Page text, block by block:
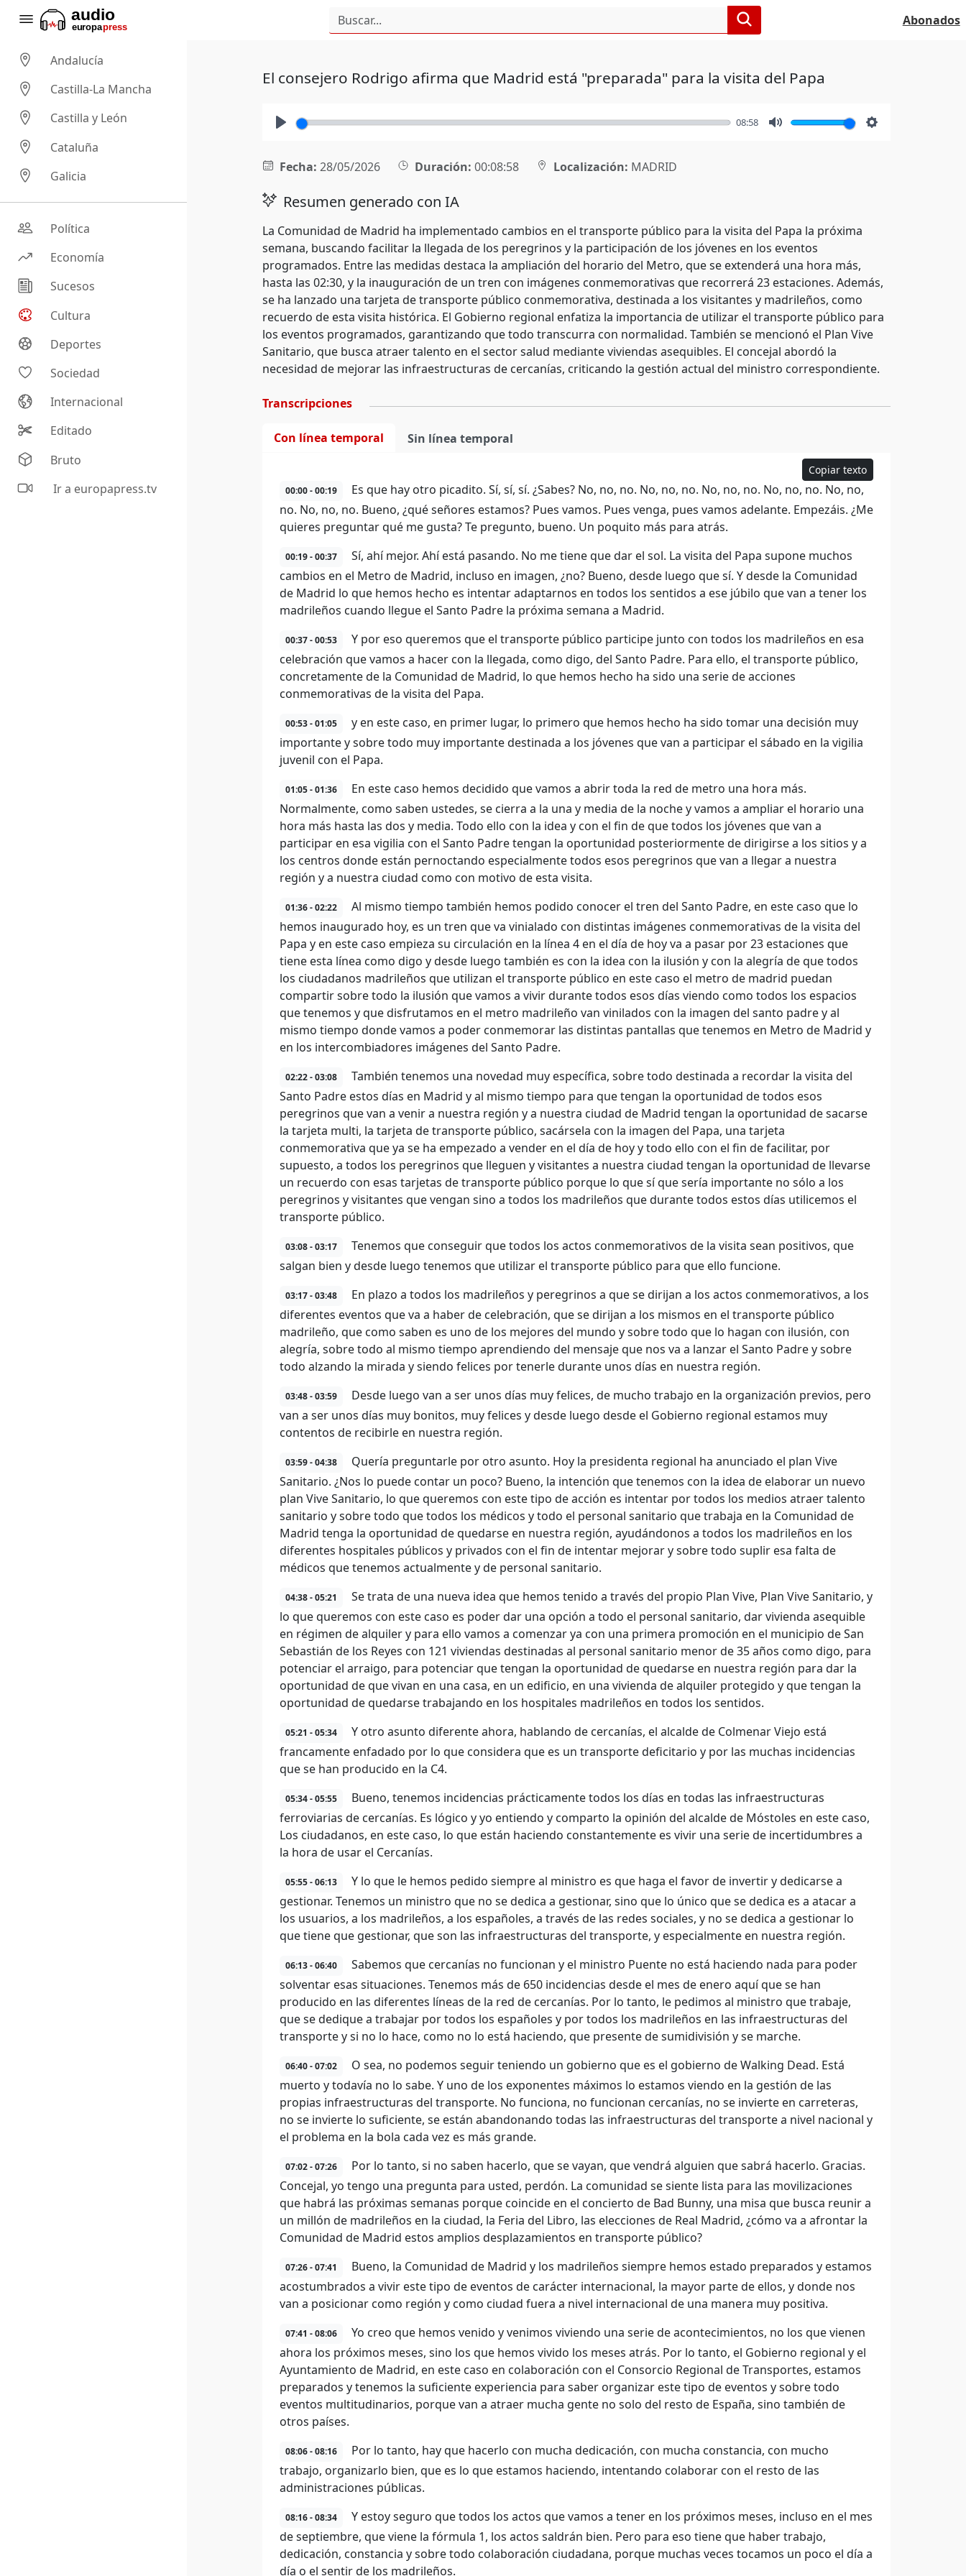
Abonados
Andalucía
Castilla-La Mancha
Castilla y León
Cataluña
Galicia
Política
Economía
Sucesos
Cultura
Deportes
Sociedad
Internacional
Editado
Bruto
Ir a europapress.tv
El consejero Rodrigo afirma que Madrid está "preparada" para la visita del Papa
08:58
Fecha: 28/05/2026 Duración: 00:08:58 Localización: MADRID
Resumen generado con IA
La Comunidad de Madrid ha implementado cambios en el transporte público para la visita del Papa la próxima
semana, buscando facilitar la llegada de los peregrinos y la participación de los jóvenes en los eventos
programados. Entre las medidas destaca la ampliación del horario del Metro, que se extenderá una hora más,
hasta las 02:30, y la inauguración de un tren con imágenes conmemorativas que recorrerá 23 estaciones. Además,
se ha lanzado una tarjeta de transporte público conmemorativa, destinada a los visitantes y madrileños, como
recuerdo de esta visita histórica. El Gobierno regional enfatiza la importancia de utilizar el transporte público para
los eventos programados, garantizando que todo transcurra con normalidad. También se mencionó el Plan Vive
Sanitario, que busca atraer talento en el sector salud mediante viviendas asequibles. El concejal abordó la
necesidad de mejorar las infraestructuras de cercanías, criticando la gestión actual del ministro correspondiente.
Transcripciones
Con línea temporal Sin línea temporal
Copiar texto
00:00 - 00:19
Es que hay otro picadito. Sí, sí, sí. ¿Sabes? No, no, no. No, no, no. No, no, no. No, no, no. No, no,
no. No, no, no. Bueno, ¿qué señores estamos? Pues vamos. Pues venga, pues vamos adelante. Empezáis. ¿Me
quieres preguntar qué me gusta? Te pregunto, bueno. Un poquito más para atrás.
00:19 - 00:37
Sí, ahí mejor. Ahí está pasando. No me tiene que dar el sol. La visita del Papa supone muchos
cambios en el Metro de Madrid, incluso en imagen, ¿no? Bueno, desde luego que sí. Y desde la Comunidad
de Madrid lo que hemos hecho es intentar adaptarnos en todos los sentidos a ese júbilo que van a tener los
madrileños cuando llegue el Santo Padre la próxima semana a Madrid.
00:37 - 00:53
Y por eso queremos que el transporte público participe junto con todos los madrileños en esa
celebración que vamos a hacer con la llegada, como digo, del Santo Padre. Para ello, el transporte público,
concretamente de la Comunidad de Madrid, lo que hemos hecho ha sido una serie de acciones
conmemorativas de la visita del Papa.
00:53 - 01:05
y en este caso, en primer lugar, lo primero que hemos hecho ha sido tomar una decisión muy
importante y sobre todo muy importante destinada a los jóvenes que van a participar el sábado en la vigilia
juvenil con el Papa.
01:05 - 01:36
En este caso hemos decidido que vamos a abrir toda la red de metro una hora más.
Normalmente, como saben ustedes, se cierra a la una y media de la noche y vamos a ampliar el horario una
hora más hasta las dos y media. Todo ello con la idea y con el fin de que todos los jóvenes que van a
participar en esa vigilia con el Santo Padre tengan la oportunidad posteriormente de dirigirse a los sitios y a
los centros donde están pernoctando especialmente todos esos peregrinos que van a llegar a nuestra
región y a nuestra ciudad como con motivo de esta visita.
01:36 - 02:22
Al mismo tiempo también hemos podido conocer el tren del Santo Padre, en este caso que lo
hemos inaugurado hoy, es un tren que va vinialado con distintas imágenes conmemorativas de la visita del
Papa y en este caso empieza su circulación en la línea 4 en el día de hoy va a pasar por 23 estaciones que
tiene esta línea como digo y desde luego también es con la idea con la ilusión y con la alegría de que todos
los ciudadanos madrileños que utilizan el transporte público en este caso el metro de madrid puedan
compartir sobre todo la ilusión que vamos a vivir durante todos esos días viendo como todos los espacios
que tenemos y que disfrutamos en el metro madrileño van vinilados con la imagen del santo padre y al
mismo tiempo donde vamos a poder conmemorar las distintas pantallas que tenemos en Metro de Madrid y
en los intercombiadores imágenes del Santo Padre.
02:22 - 03:08
También tenemos una novedad muy específica, sobre todo destinada a recordar la visita del
Santo Padre estos días en Madrid y al mismo tiempo para que tengan la oportunidad de todos esos
peregrinos que van a venir a nuestra región y a nuestra ciudad de Madrid tengan la oportunidad de sacarse
la tarjeta multi, la tarjeta de transporte público, sacársela con la imagen del Papa, una tarjeta
conmemorativa que ya se ha empezado a vender en el día de hoy y todo ello con el fin de facilitar, por
supuesto, a todos los peregrinos que lleguen y visitantes a nuestra ciudad tengan la oportunidad de llevarse
un recuerdo con esas tarjetas de transporte público porque lo que sí que sería importante no sólo a los
peregrinos y visitantes que vengan sino a todos los madrileños que durante todos estos días utilicemos el
transporte público.
03:08 - 03:17
Tenemos que conseguir que todos los actos conmemorativos de la visita sean positivos, que
salgan bien y desde luego tenemos que utilizar el transporte público para que ello funcione.
03:17 - 03:48
En plazo a todos los madrileños y peregrinos a que se dirijan a los actos conmemorativos, a los
diferentes eventos que va a haber de celebración, que se dirijan a los mismos en el transporte público
madrileño, que como saben es uno de los mejores del mundo y sobre todo que lo hagan con ilusión, con
alegría, sobre todo al mismo tiempo aprendiendo del mensaje que nos va a lanzar el Santo Padre y sobre
todo alzando la mirada y siendo felices por tenerle durante unos días en nuestra región.
03:48 - 03:59
Desde luego van a ser unos días muy felices, de mucho trabajo en la organización previos, pero
van a ser unos días muy bonitos, muy felices y desde luego desde el Gobierno regional estamos muy
contentos de recibirle en nuestra región.
03:59 - 04:38
Quería preguntarle por otro asunto. Hoy la presidenta regional ha anunciado el plan Vive
Sanitario. ¿Nos lo puede contar un poco? Bueno, la intención que tenemos con la idea de elaborar un nuevo
plan Vive Sanitario, lo que queremos con este tipo de acción es intentar por todos los medios atraer talento
sanitario y sobre todo que todos los médicos y todo el personal sanitario que trabaja en la Comunidad de
Madrid tenga la oportunidad de quedarse en nuestra región, ayudándonos a todos los madrileños en los
diferentes hospitales públicos y privados con el fin de intentar mejorar y sobre todo suplir esa falta de
médicos que tenemos actualmente y de personal sanitario.
04:38 - 05:21
Se trata de una nueva idea que hemos tenido a través del propio Plan Vive, Plan Vive Sanitario, y
lo que queremos con este caso es poder dar una opción a todo el personal sanitario, dar vivienda asequible
en régimen de alquiler y para ello vamos a comenzar ya con una primera promoción en el municipio de San
Sebastián de los Reyes con 121 viviendas destinadas al personal sanitario menor de 35 años como digo, para
potenciar el arraigo, para potenciar que tengan la oportunidad de quedarse en nuestra región para dar la
oportunidad de que vivan en una casa, en un edificio, en una vivienda de alquiler protegido y que tengan la
oportunidad de quedarse trabajando en los hospitales madrileños en todos los sentidos.
05:21 - 05:34
Y otro asunto diferente ahora, hablando de cercanías, el alcalde de Colmenar Viejo está
francamente enfadado por lo que considera que es un transporte deficitario y por las muchas incidencias
que se han producido en la C4.
05:34 - 05:55
Bueno, tenemos incidencias prácticamente todos los días en todas las infraestructuras
ferroviarias de cercanías. Es lógico y yo entiendo y comparto la opinión del alcalde de Móstoles en este caso,
Los ciudadanos, en este caso, lo que están haciendo constantemente es vivir una serie de incertidumbres a
la hora de usar el Cercanías.
05:55 - 06:13
Y lo que le hemos pedido siempre al ministro es que haga el favor de invertir y dedicarse a
gestionar. Tenemos un ministro que no se dedica a gestionar, sino que lo único que se dedica es a atacar a
los usuarios, a los madrileños, a los españoles, a través de las redes sociales, y no se dedica a gestionar lo
que tiene que gestionar, que son las infraestructuras del transporte, y especialmente en nuestra región.
06:13 - 06:40
Sabemos que cercanías no funcionan y el ministro Puente no está haciendo nada para poder
solventar esas situaciones. Tenemos más de 650 incidencias desde el mes de enero aquí que se han
producido en las diferentes líneas de la red de cercanías. Por lo tanto, le pedimos al ministro que trabaje,
que se dedique a trabajar por todos los españoles y por todos los madrileños en las infraestructuras del
transporte y si no lo hace, como no lo está haciendo, que presente de sumidivisión y se marche.
06:40 - 07:02
O sea, no podemos seguir teniendo un gobierno que es el gobierno de Walking Dead. Está
muerto y todavía no lo sabe. Y uno de los exponentes máximos lo estamos viendo en la gestión de las
propias infraestructuras del transporte. No funciona, no funcionan cercanías, no se invierte en carreteras,
no se invierte lo suficiente, se están abandonando todas las infraestructuras del transporte a nivel nacional y
el problema en la bola cada vez es más grande.
07:02 - 07:26
Por lo tanto, si no saben hacerlo, que se vayan, que vendrá alguien que sabrá hacerlo. Gracias.
Concejal, yo tengo una pregunta para usted, perdón. La comunidad se siente lista para las movilizaciones
que habrá las próximas semanas porque coincide en el concierto de Bad Bunny, una misa que busca reunir a
un millón de madrileños en la ciudad, la Feria del Libro, las elecciones de Real Madrid, ¿cómo va a afrontar la
Comunidad de Madrid estos amplios desplazamientos en transporte público?
07:26 - 07:41
Bueno, la Comunidad de Madrid y los madrileños siempre hemos estado preparados y estamos
acostumbrados a vivir este tipo de eventos de carácter internacional, la mayor parte de ellos, y donde nos
van a posicionar como región y como ciudad fuera a nivel internacional de una manera muy positiva.
07:41 - 08:06
Yo creo que hemos venido y venimos viviendo una serie de acontecimientos, no los que vienen
ahora los próximos meses, sino los que hemos vivido los meses atrás. Por lo tanto, el Gobierno regional y el
Ayuntamiento de Madrid, en este caso en colaboración con el Consorcio Regional de Transportes, estamos
preparados y tenemos la suficiente experiencia para saber organizar este tipo de eventos y sobre todo
eventos multitudinarios, porque van a atraer mucha gente no solo del resto de España, sino también de
otros países.
08:06 - 08:16
Por lo tanto, hay que hacerlo con mucha dedicación, con mucha constancia, con mucho
trabajo, organizarlo bien, que es lo que estamos haciendo, intentando colaborar con el resto de las
administraciones públicas.
08:16 - 08:34
Y estoy seguro que todos los actos que vamos a tener en los próximos meses, incluso en el mes
de septiembre, que viene la fórmula 1, los actos saldrán bien. Pero para eso tiene que haber trabajo,
dedicación, constancia y sobre todo colaboración ciudadana, porque muchas veces tocamos un poco el día a
día o el sentir de los madrileños.